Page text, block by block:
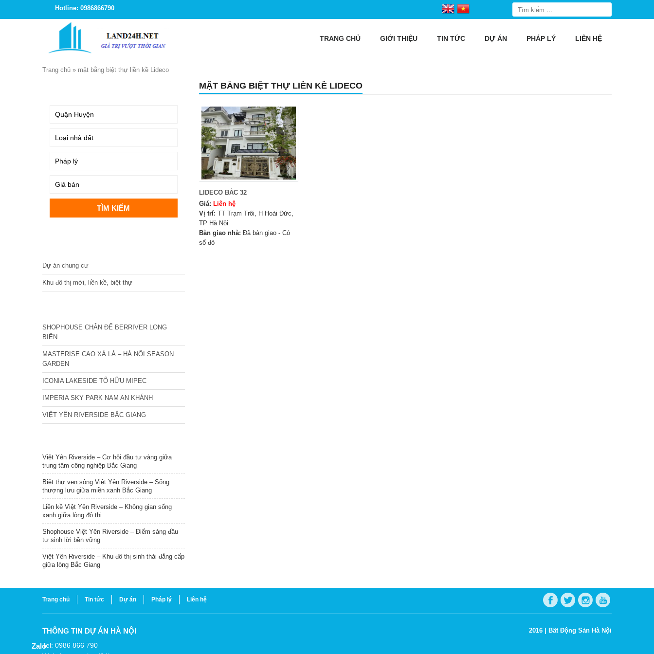
Hotline: 0986866790
TRANG CHỦ GIỚI THIỆU TIN TỨC DỰ ÁN PHÁP LÝ LIÊN HỆ
Trang chủ » mặt bằng biệt thự liền kề Lideco
MẶT BẰNG BIỆT THỰ LIỀN KỀ LIDECO
LIDECO BẮC 32
Giá: Liên hệ
Vị trí: TT Trạm Trôi, H Hoài Đức,
TP Hà Nội
Bàn giao nhà: Đã bàn giao - Có
sổ đỏ
Dự án chung cư
Khu đô thị mới, liền kề, biệt thự
SHOPHOUSE CHÂN ĐẾ BERRIVER LONG
BIÊN
MASTERISE CAO XÀ LÁ – HÀ NỘI SEASON
GARDEN
ICONIA LAKESIDE TỐ HỮU MIPEC
IMPERIA SKY PARK NAM AN KHÁNH
VIỆT YÊN RIVERSIDE BẮC GIANG
Việt Yên Riverside – Cơ hội đầu tư vàng giữa
trung tâm công nghiệp Bắc Giang
Biệt thự ven sông Việt Yên Riverside – Sống
thượng lưu giữa miền xanh Bắc Giang
Liền kề Việt Yên Riverside – Không gian sống
xanh giữa lòng đô thị
Shophouse Việt Yên Riverside – Điểm sáng đầu
tư sinh lời bền vững
Việt Yên Riverside – Khu đô thị sinh thái đẳng cấp
giữa lòng Bắc Giang
Trang chủ Tin tức Dự án Pháp lý Liên hệ
THÔNG TIN DỰ ÁN HÀ NỘI
Tel: 0986 866 790
2016 | Bất Động Sản Hà Nội
Zalo